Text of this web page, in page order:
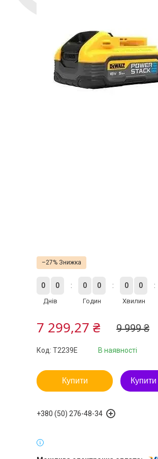
–27%
0 0
Днів
0 0
Годин
0 0
Хвилин
9 999 ₴
7 299,27 ₴
В наявності
Код: T2239E
Купити Купити
+380 (50) 276-48-34